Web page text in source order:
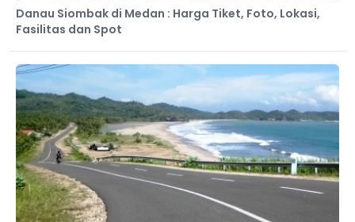
Danau Siombak di Medan : Harga Tiket, Foto, Lokasi,
Fasilitas dan Spot